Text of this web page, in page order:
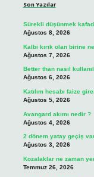
Son Yazılar
Sürekli düşünmek
Ağustos 8, 2026
Kalbi kırık olan birine
Ağustos 7, 2026
Better than nasıl
Ağustos 6, 2026
Katılım hesabı faize
Ağustos 5, 2026
Avangard akımı nedir ?
Ağustos 4, 2026
2 dönem yatay geçiş
Ağustos 3, 2026
Kozalaklar ne zaman
Temmuz 26, 2026